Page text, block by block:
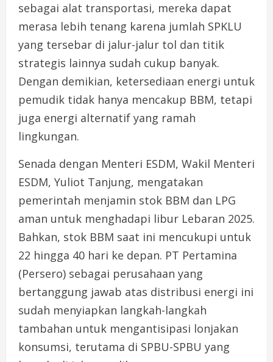
sebagai alat transportasi, mereka dapat
merasa lebih tenang karena jumlah SPKLU
yang tersebar di jalur-jalur tol dan titik
strategis lainnya sudah cukup banyak.
Dengan demikian, ketersediaan energi untuk
pemudik tidak hanya mencakup BBM, tetapi
juga energi alternatif yang ramah
lingkungan.
Senada dengan Menteri ESDM, Wakil Menteri
ESDM, Yuliot Tanjung, mengatakan
pemerintah menjamin stok BBM dan LPG
aman untuk menghadapi libur Lebaran 2025.
Bahkan, stok BBM saat ini mencukupi untuk
22 hingga 40 hari ke depan. PT Pertamina
(Persero) sebagai perusahaan yang
bertanggung jawab atas distribusi energi ini
sudah menyiapkan langkah-langkah
tambahan untuk mengantisipasi lonjakan
konsumsi, terutama di SPBU-SPBU yang